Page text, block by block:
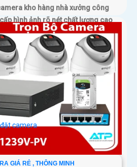
kho hàng nhà xưởng công
hình ảnh rõ nét chất lượng cao
camera IP Dahua bảo vệ an
tuyệt đối.
GIÁ RẺ , THÔNG MINH